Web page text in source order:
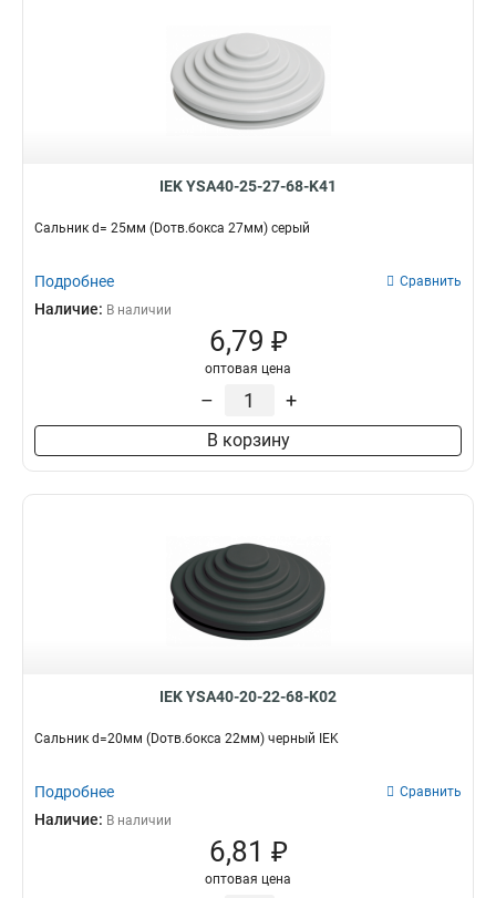
IEK YSA40-25-27-68-K41
Сальник d= 25мм (Dотв.бокса 27мм) серый
Подробнее Сравнить
Наличие: В наличии
6,79 ₽
оптовая цена
– +
В корзину
IEK YSA40-20-22-68-K02
Сальник d=20мм (Dотв.бокса 22мм) черный IEK
Подробнее Сравнить
Наличие: В наличии
6,81 ₽
оптовая цена